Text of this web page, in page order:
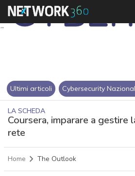
Ultimi articoli Cybersecurity
LA SCHEDA
Coursera, imparare a gestire
rete
Home The Outlook